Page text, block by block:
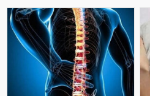
Epidemiologiya və Mikrobiologiya
Mərkəzini